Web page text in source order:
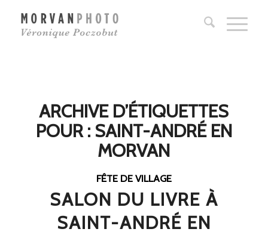
ARCHIVE D’ÉTIQUETTES
POUR : SAINT-ANDRÉ EN
MORVAN
FÊTE DE VILLAGE
SALON DU LIVRE À
SAINT-ANDRÉ EN